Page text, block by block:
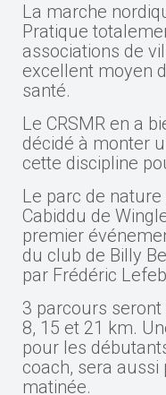
La marche
Pratique
associations de
excellent moyen
santé.
Le CRSMR en a
décidé à monter
cette discipline
Le parc de
Cabiddu de
premier
du club de Billy
par Frédéric
3 parcours
8, 15 et 21 km.
pour les
coach, sera
matinée.